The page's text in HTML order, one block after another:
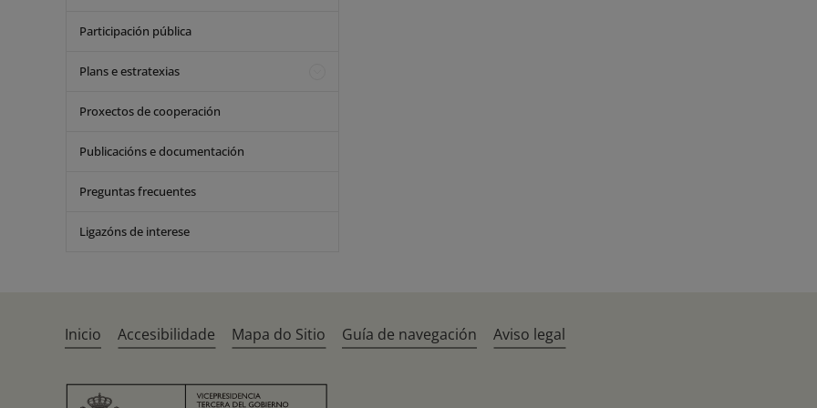
Participación pública
Plans e estratexias
Proxectos de cooperación
Publicacións e documentación
Preguntas frecuentes
Ligazóns de interese
Inicio Accesibilidade Mapa do Sitio Guía de navegación Aviso legal